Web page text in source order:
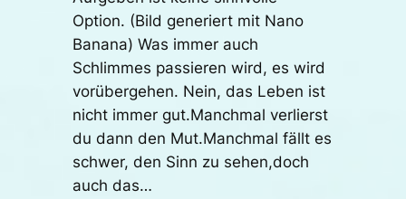
Option. (Bild generiert mit Nano
Banana) Was immer auch
Schlimmes passieren wird, es wird
vorübergehen. Nein, das Leben ist
nicht immer gut.Manchmal verlierst
du dann den Mut.Manchmal fällt es
schwer, den Sinn zu sehen,doch
auch das…